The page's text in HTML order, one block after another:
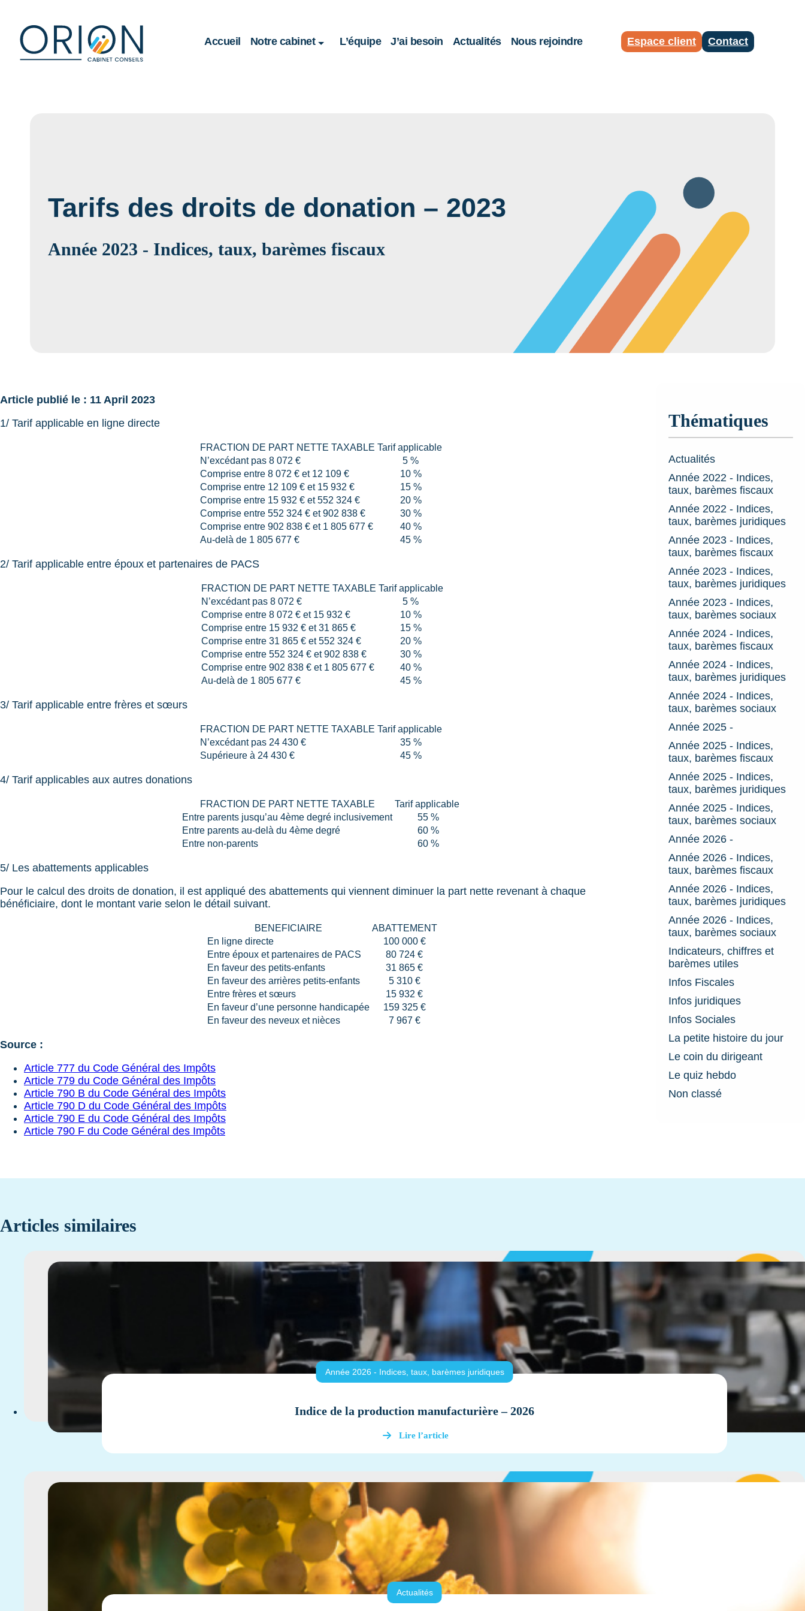
Accueil Notre cabinet L’équipe J’ai besoin Actualités Nous rejoindre Espace client Contact
Tarifs des droits de donation – 2023
Année 2023 - Indices, taux, barèmes fiscaux
Article publié le : 11 April 2023
1/ Tarif applicable en ligne directe
FRACTION DE PART NETTE TAXABLE Tarif applicable
N’excédant pas 8 072 €
5 %
Comprise entre 8 072 € et 12 109 €
10 %
Comprise entre 12 109 € et 15 932 €
15 %
Comprise entre 15 932 € et 552 324 €
20 %
Comprise entre 552 324 € et 902 838 €
30 %
Comprise entre 902 838 € et 1 805 677 €
40 %
Au-delà de 1 805 677 €
45 %
2/ Tarif applicable entre époux et partenaires de PACS
FRACTION DE PART NETTE TAXABLE Tarif applicable
N’excédant pas 8 072 €
5 %
Comprise entre 8 072 € et 15 932 €
10 %
Comprise entre 15 932 € et 31 865 €
15 %
Comprise entre 31 865 € et 552 324 €
20 %
Comprise entre 552 324 € et 902 838 €
30 %
Comprise entre 902 838 € et 1 805 677 €
40 %
Au-delà de 1 805 677 €
45 %
3/ Tarif applicable entre frères et sœurs
FRACTION DE PART NETTE TAXABLE Tarif applicable
N’excédant pas 24 430 €
35 %
Supérieure à 24 430 €
45 %
4/ Tarif applicables aux autres donations
FRACTION DE PART NETTE TAXABLE
Tarif applicable
Entre parents jusqu’au 4ème degré inclusivement
55 %
Entre parents au-delà du 4ème degré
60 %
Entre non-parents
60 %
5/ Les abattements applicables
Pour le calcul des droits de donation, il est appliqué des abattements qui viennent diminuer la part nette revenant à chaque
bénéficiaire, dont le montant varie selon le détail suivant.
BENEFICIAIRE
ABATTEMENT
En ligne directe
100 000 €
Entre époux et partenaires de PACS
80 724 €
En faveur des petits-enfants
31 865 €
En faveur des arrières petits-enfants
5 310 €
Entre frères et sœurs
15 932 €
En faveur d’une personne handicapée
159 325 €
En faveur des neveux et nièces
7 967 €
Source :
Article 777 du Code Général des Impôts
Article 779 du Code Général des Impôts
Article 790 B du Code Général des Impôts
Article 790 D du Code Général des Impôts
Article 790 E du Code Général des Impôts
Article 790 F du Code Général des Impôts
Thématiques
Actualités
Année 2022 - Indices,
taux, barèmes fiscaux
Année 2022 - Indices,
taux, barèmes juridiques
Année 2023 - Indices,
taux, barèmes fiscaux
Année 2023 - Indices,
taux, barèmes juridiques
Année 2023 - Indices,
taux, barèmes sociaux
Année 2024 - Indices,
taux, barèmes fiscaux
Année 2024 - Indices,
taux, barèmes juridiques
Année 2024 - Indices,
taux, barèmes sociaux
Année 2025 -
Année 2025 - Indices,
taux, barèmes fiscaux
Année 2025 - Indices,
taux, barèmes juridiques
Année 2025 - Indices,
taux, barèmes sociaux
Année 2026 -
Année 2026 - Indices,
taux, barèmes fiscaux
Année 2026 - Indices,
taux, barèmes juridiques
Année 2026 - Indices,
taux, barèmes sociaux
Indicateurs, chiffres et
barèmes utiles
Infos Fiscales
Infos juridiques
Infos Sociales
La petite histoire du jour
Le coin du dirigeant
Le quiz hebdo
Non classé
Articles similaires
Année 2026 - Indices, taux, barèmes juridiques
Indice de la production manufacturière – 2026
Lire l’article
Actualités